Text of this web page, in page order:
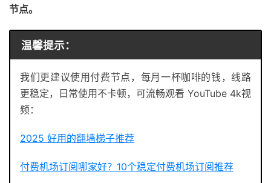
节点。
温馨提示：
我们更建议使用付费节点，每月一杯咖啡的钱，线路
更稳定，日常使用不卡顿，可流畅观看 YouTube 4k视
频：
2025 好用的翻墙梯子推荐
付费机场订阅哪家好？10个稳定付费机场订阅推荐